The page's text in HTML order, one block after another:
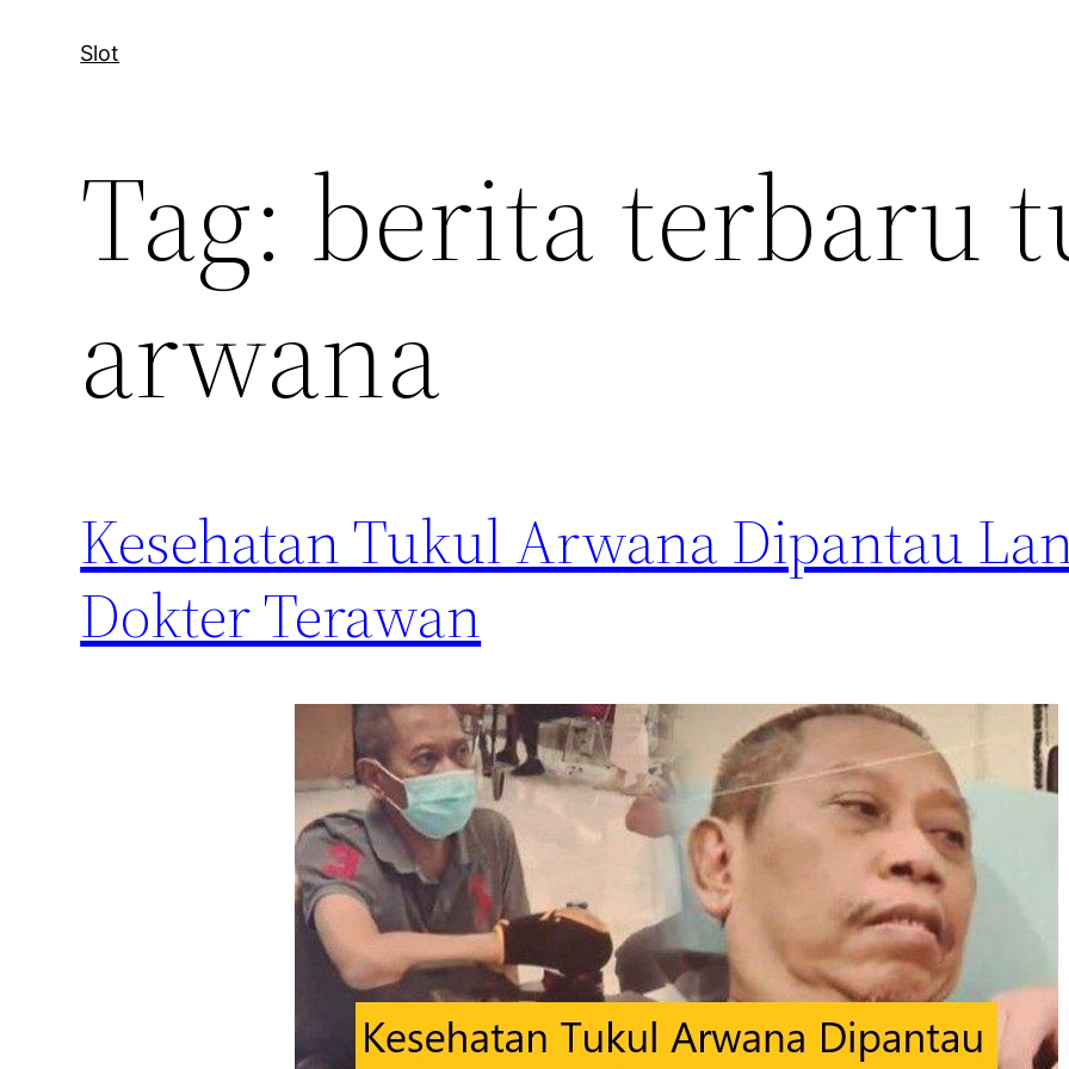
Slot
Tag: berita terbaru
arwana
Kesehatan Tukul Arwana Dipantau
Dokter Terawan